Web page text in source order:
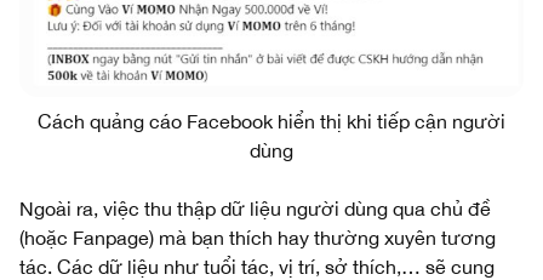
Cách quảng cáo Facebook hiển thị khi tiếp cận người
dùng
Ngoài ra, việc thu thập dữ liệu người dùng qua chủ đề
(hoặc Fanpage) mà bạn thích hay thường xuyên tương
tác. Các dữ liệu như tuổi tác, vị trí, sở thích,… sẽ cung